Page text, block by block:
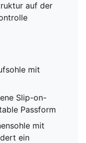
auf der
mit
Slip-on-
Passform
mit
ein